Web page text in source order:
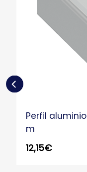
Perfil aluminio
m
12,15€